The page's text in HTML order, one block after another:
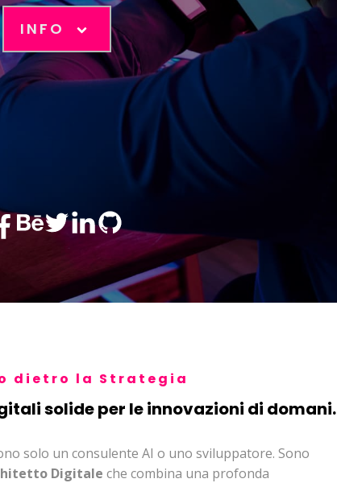
INFO
dietro la Strategia
solide per le innovazioni di domani.
solo un consulente AI o uno sviluppatore. Sono
Digitale che combina una profonda